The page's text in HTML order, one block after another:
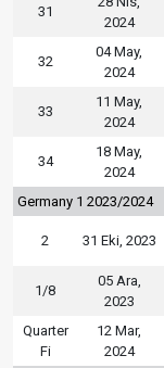
31
2024
32
04 May,
2024
33
11 May,
2024
34
18 May,
2024
Germany 1 2023/2024
2 31 Eki, 2023
1/8
05 Ara,
2023
Quarter
Fi
12 Mar,
2024